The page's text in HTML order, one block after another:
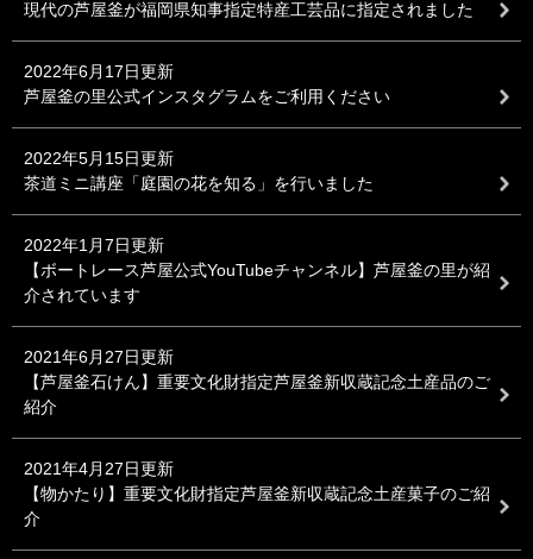
現代の芦屋釜が福岡県知事指定特産工芸品に指定されました
2022年6月17日更新
芦屋釜の里公式インスタグラムをご利用ください
2022年5月15日更新
茶道ミニ講座「庭園の花を知る」を行いました
2022年1月7日更新
【ボートレース芦屋公式YouTubeチャンネル】芦屋釜の里が紹
介されています
2021年6月27日更新
【芦屋釜石けん】重要文化財指定芦屋釜新収蔵記念土産品のご
紹介
2021年4月27日更新
【物かたり】重要文化財指定芦屋釜新収蔵記念土産菓子のご紹
介